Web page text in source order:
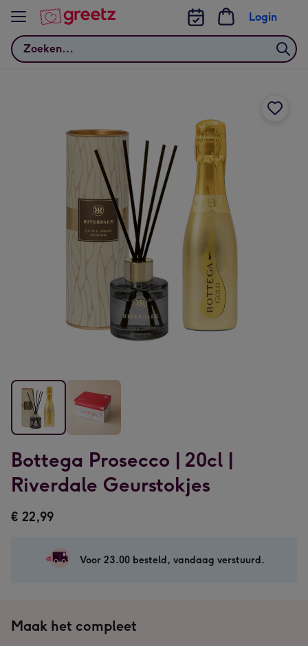
Bekijk meer
Zoeken
Login
Prosecco
20cl
Riverdale
afbeelding
Prosecco
|
20cl
afbeelding
Bottega Prosecco | 20cl |
Riverdale Geurstokjes
€ 22,99
Voor 23.00 besteld, vandaag verstuurd.
Maak het compleet